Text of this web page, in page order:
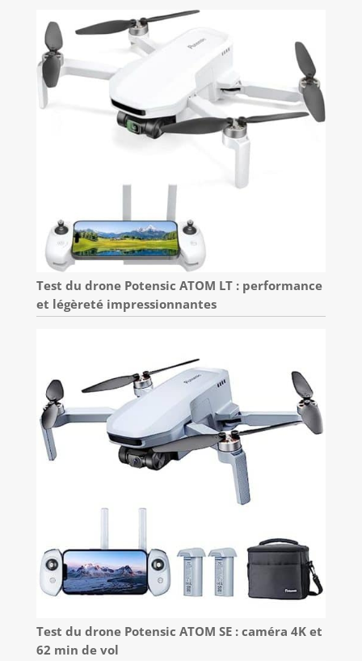
Test du drone Potensic ATOM LT : performance
et légèreté impressionnantes
Test du drone Potensic ATOM SE : caméra 4K et
62 min de vol